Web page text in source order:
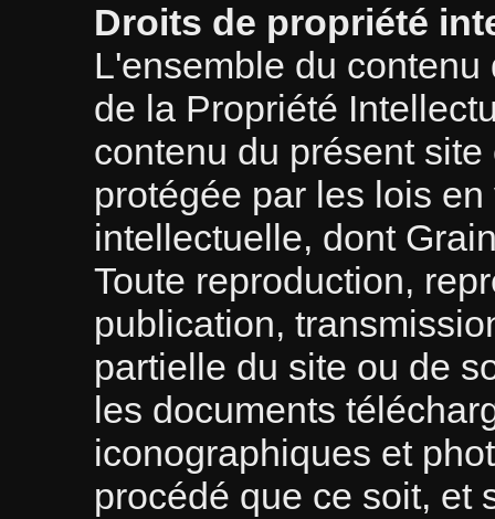
Droits de propriété
L'ensemble du
de la Propriété
contenu du présent
protégée par les lois
intellectuelle, dont
Toute reproduction,
publication,
partielle du site ou de
les documents
iconographiques et
procédé que ce soit, et